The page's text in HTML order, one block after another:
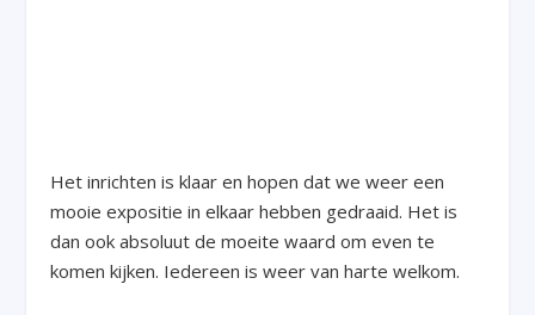
Het inrichten is klaar en hopen dat we weer een
mooie expositie in elkaar hebben gedraaid. Het is
dan ook absoluut de moeite waard om even te
komen kijken. Iedereen is weer van harte welkom.